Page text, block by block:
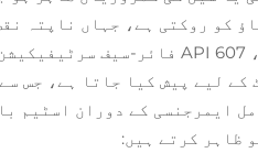
کے ٹیسٹ کے لیے پیش کیا جاتا
ایمرجنسی کے دوران اسٹیم
ظاہر کرتے ہیں: